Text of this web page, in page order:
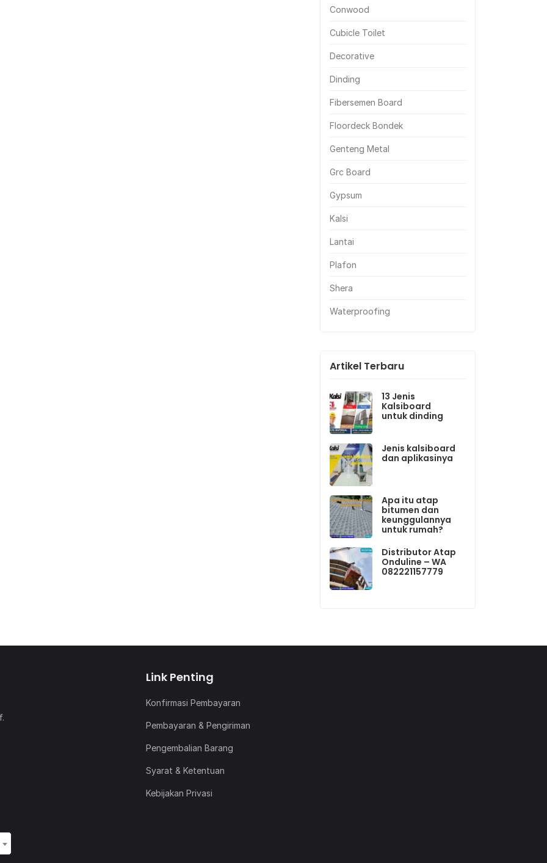
Conwood
Cubicle Toilet
Decorative
Dinding
Fibersemen Board
Floordeck Bondek
Genteng Metal
Grc Board
Gypsum
Kalsi
Lantai
Plafon
Shera
Waterproofing
Artikel Terbaru
13 Jenis
Kalsiboard
untuk dinding
Jenis kalsiboard
dan aplikasinya
Apa itu atap
bitumen dan
keunggulannya
untuk rumah?
Distributor Atap
Onduline – WA
082221157779
Link Penting
Konfirmasi Pembayaran
Pembayaran & Pengiriman
Pengembalian Barang
Syarat & Ketentuan
Kebijakan Privasi